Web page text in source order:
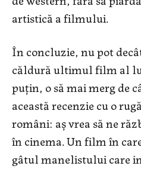
artistică a filmului.
În concluzie, nu pot
căldură ultimul film al
puțin, o să mai merg de
această recenzie cu o
români: aș vrea să ne
în cinema. Un film în
gâtul manelistului care